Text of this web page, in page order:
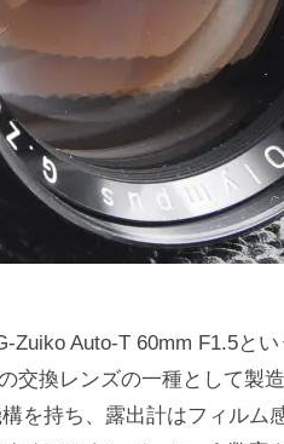
Zuiko Auto-T 60mm F1.5と
交換レンズの一種として製
を持ち、露出計はフィルム